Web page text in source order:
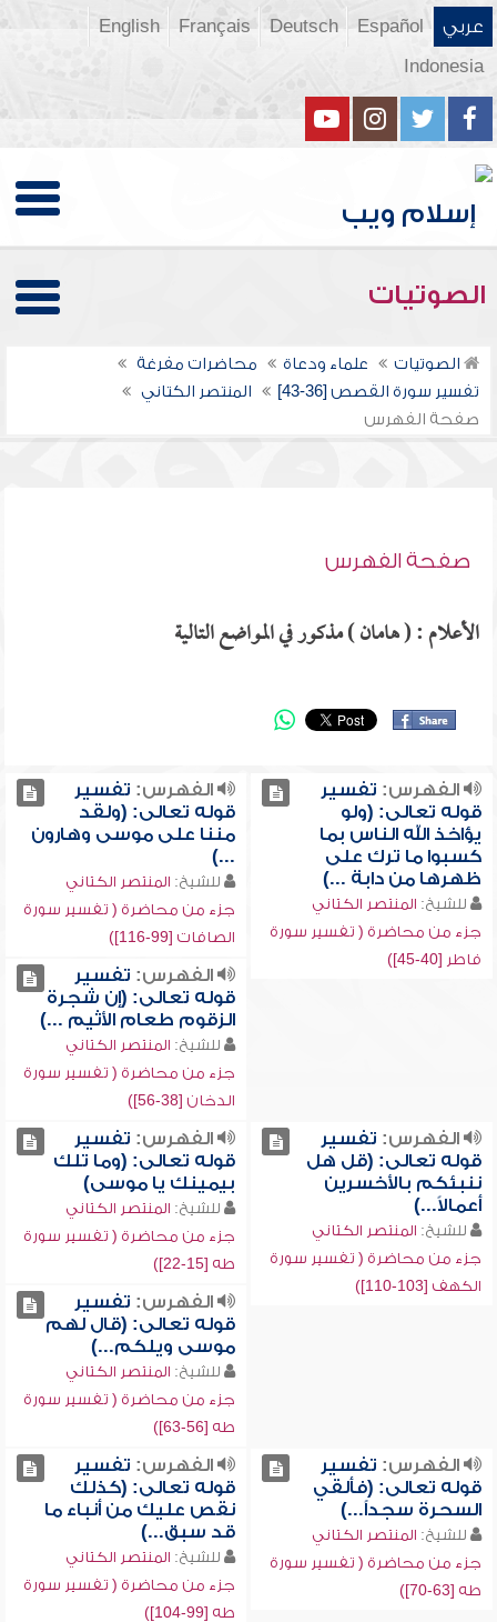
عربي Español
Deutsch
Français
English
Indonesia
الصوتيات
الصوتيات علماء ودعاة
محاضرات مفرغة
تفسير سورة القصص [36-43]
المنتصر الكتاني
صفحة الفهرس
صفحة الفهرس
الأعلام : ( هامان ) مذكور في المواضع التالية
الفهرس: تفسير
قوله تعالى: (ولو
يؤاخذ الله الناس بما
كسبوا ما ترك على
ظهرها من دابة ...)
للشيخ: المنتصر الكتاني
جزء من محاضرة ( تفسير سورة
فاطر [40-45])
الفهرس: تفسير
قوله تعالى: (ولقد
مننا على موسى وهارون
...)
للشيخ: المنتصر الكتاني
جزء من محاضرة ( تفسير سورة
الصافات [99-116])
الفهرس: تفسير
قوله تعالى: (إن شجرة
الزقوم طعام الأثيم ...)
للشيخ: المنتصر الكتاني
جزء من محاضرة ( تفسير سورة
الدخان [38-56])
الفهرس: تفسير
قوله تعالى: (قل هل
ننبئكم بالأخسرين
أعمالاً...)
للشيخ: المنتصر الكتاني
جزء من محاضرة ( تفسير سورة
الكهف [103-110])
الفهرس: تفسير
قوله تعالى: (وما تلك
بيمينك يا موسى)
للشيخ: المنتصر الكتاني
جزء من محاضرة ( تفسير سورة
طه [15-22])
الفهرس: تفسير
قوله تعالى: (قال لهم
موسى ويلكم...)
للشيخ: المنتصر الكتاني
جزء من محاضرة ( تفسير سورة
طه [56-63])
الفهرس: تفسير
قوله تعالى: (فألقي
السحرة سجداً...)
للشيخ: المنتصر الكتاني
جزء من محاضرة ( تفسير سورة
طه [63-70])
الفهرس: تفسير
قوله تعالى: (كذلك
نقص عليك من أنباء ما
قد سبق...)
للشيخ: المنتصر الكتاني
جزء من محاضرة ( تفسير سورة
طه [99-104])